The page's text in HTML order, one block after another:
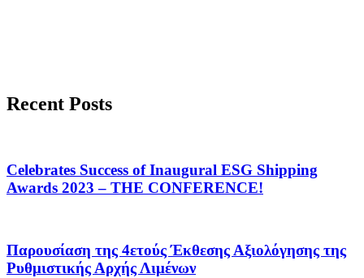
Recent Posts
Celebrates Success of Inaugural ESG Shipping
Awards 2023 – THE CONFERENCE!
Παρουσίαση της 4ετούς Έκθεσης Αξιολόγησης της
Ρυθμιστικής Αρχής Λιμένων